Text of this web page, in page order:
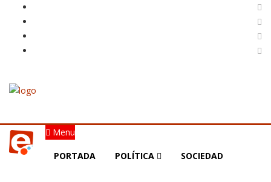
Menu
PORTADA POLÍTICA SOCIEDAD